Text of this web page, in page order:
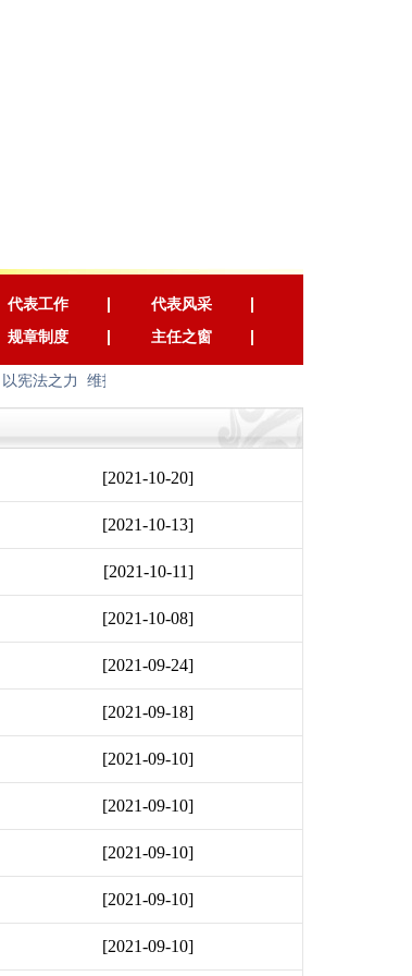
代表工作
代表风采
规章制度 主任之窗
以宪法之力 维护国家长治久安 以宪法之光 照耀人民幸福安
[2021-10-20]
[2021-10-13]
[2021-10-11]
[2021-10-08]
[2021-09-24]
[2021-09-18]
[2021-09-10]
[2021-09-10]
[2021-09-10]
[2021-09-10]
[2021-09-10]